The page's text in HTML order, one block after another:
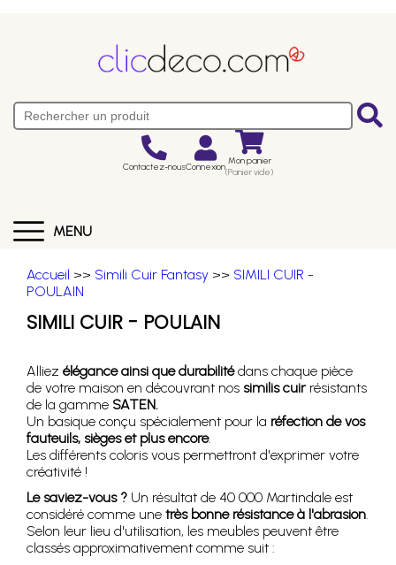
Contactez-nousConnexion Mon panier
(Panier vide)
MENU
Accueil >> Simili Cuir Fantasy >> SIMILI CUIR -
POULAIN
SIMILI CUIR - POULAIN
Alliez élégance ainsi que durabilitédans chaque pièce
de votre maison en découvrant nos similis cuirrésistants
de la gamme SATEN.
Un basique conçu spécialement pour la réfection de vos
fauteuils, sièges et plus encore.
Les différents coloris vous permettront d'exprimer votre
créativité !
Le saviez-vous ? Un résultat de 40 000 Martindale est
considéré comme une très bonne résistance à l'abrasion.
Selon leur lieu d'utilisation, les meubles peuvent être
classés approximativement comme suit :